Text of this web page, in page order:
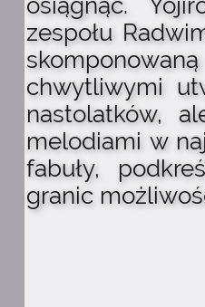
osiągnąć.
zespołu
chwytliwymi
nastolatków,
melodiami w
fabuły,
granic